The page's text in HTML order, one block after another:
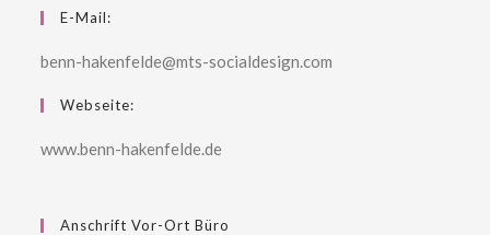
E-Mail:
benn-hakenfelde@mts-socialdesign.com
Webseite:
www.benn-hakenfelde.de
Anschrift Vor-Ort Büro